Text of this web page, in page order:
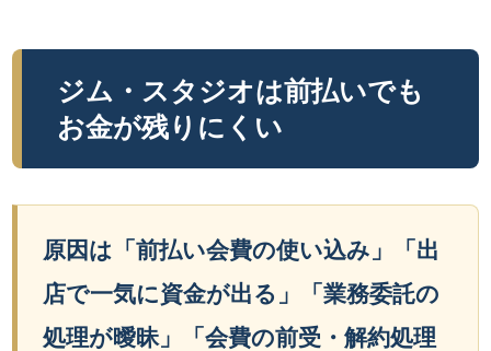
ジム・スタジオは前払いでも
お金が残りにくい
原因は「前払い会費の使い込み」「出
店で一気に資金が出る」「業務委託の
処理が曖昧」「会費の前受・解約処理